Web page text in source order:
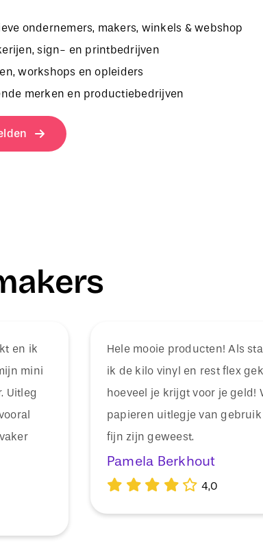
ondernemers, makers, winkels & webshop
sign- en printbedrijven
workshops en opleiders
merken en productiebedrijven
en ik
mini
Uitleg
Hele mooie producten! Als
ik de kilo vinyl en rest flex
hoeveel je krijgt voor je geld!
papieren uitlegje van
fijn zijn geweest.
Pamela Berkhout
4,0